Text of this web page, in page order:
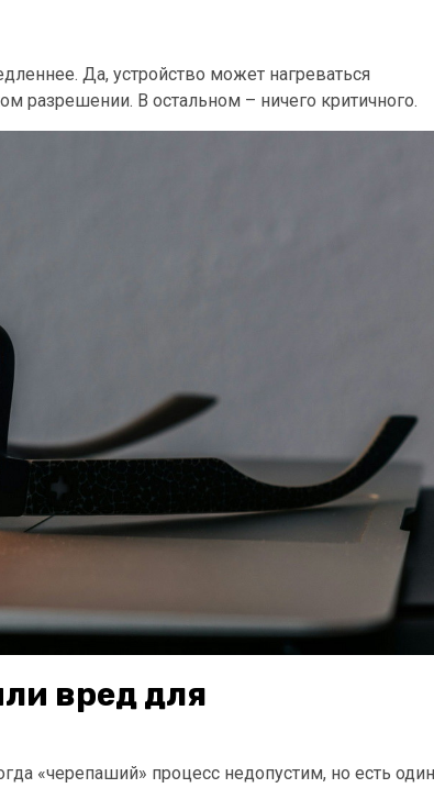
Да, устройство может нагреваться
разрешении. В остальном – ничего критичного.
вред для
«черепаший» процесс недопустим, но есть один